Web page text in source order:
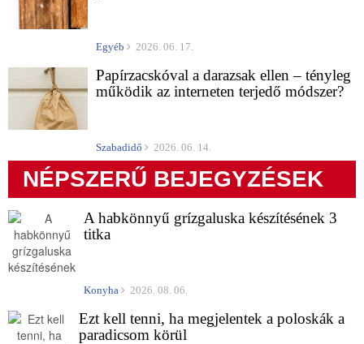
Egyéb 2026. 06. 17.
Papírzacskóval a darazsak ellen – tényleg
működik az interneten terjedő módszer?
Szabadidő 2026. 06. 14.
NÉPSZERŰ BEJEGYZÉSEK
A habkönnyű grízgaluska készítésének 3
titka
Konyha 2026. 08. 06.
Ezt kell tenni, ha megjelentek a poloskák a
paradicsom körül